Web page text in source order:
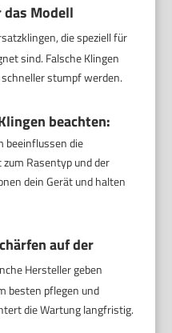
das Modell
die speziell für
sind. Falsche Klingen
stumpf werden.
beachten:
beeinflussen die
Rasentyp und der
dein Gerät und halten
auf der
Hersteller geben
besten pflegen und
die Wartung langfristig.